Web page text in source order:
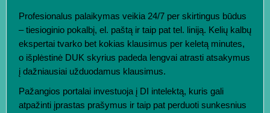
Profesionalus palaikymas veikia 24/7 per skirtingus būdus
– tiesioginio pokalbį, el. paštą ir taip pat tel. liniją. Kelių kalbų
ekspertai tvarko bet kokias klausimus per keletą minutes,
o išplėstinė DUK skyrius padeda lengvai atrasti atsakymus
į dažniausiai užduodamus klausimus.
Pažangios portalai investuoja į DI intelektą, kuris gali
atpažinti įprastas prašymus ir taip pat perduoti sunkesnius